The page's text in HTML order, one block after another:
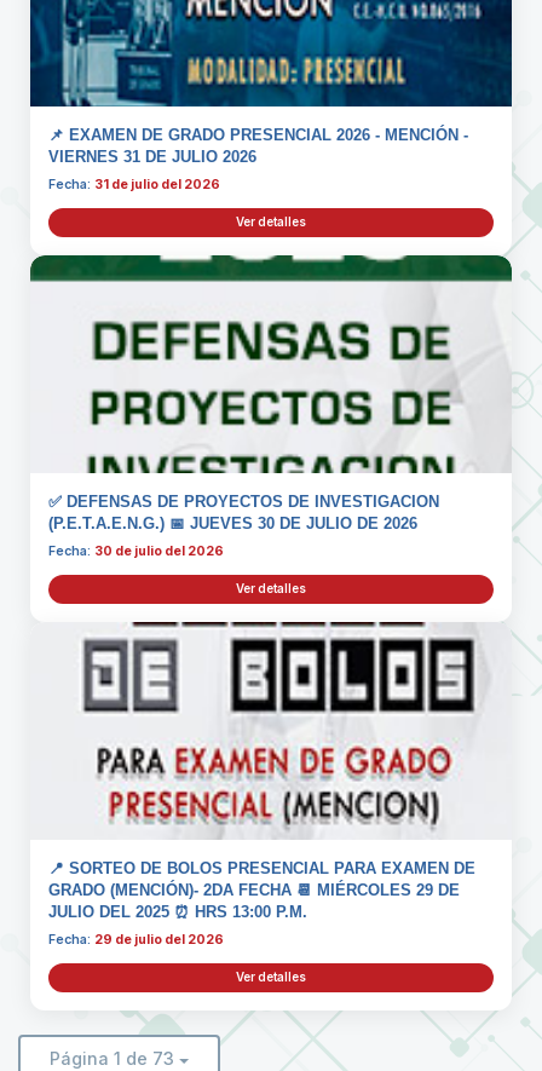
📌 EXAMEN DE GRADO PRESENCIAL 2026 - MENCIÓN -
VIERNES 31 DE JULIO 2026
Fecha: 31 de julio del 2026
Ver detalles
✅ DEFENSAS DE PROYECTOS DE INVESTIGACION
(P.E.T.A.E.N.G.) 📅 JUEVES 30 DE JULIO DE 2026
Fecha: 30 de julio del 2026
Ver detalles
📍 SORTEO DE BOLOS PRESENCIAL PARA EXAMEN DE
GRADO (MENCIÓN)- 2DA FECHA 📆 MIÉRCOLES 29 DE
JULIO DEL 2025 ⏰ HRS 13:00 P.M.
Fecha: 29 de julio del 2026
Ver detalles
Página 1 de 73